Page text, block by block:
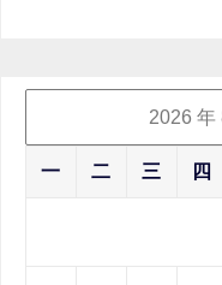
2026 年
一 二 三 四